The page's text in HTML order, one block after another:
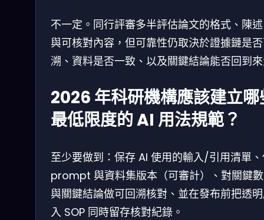
不一定。同行評審多半評估論文的格式、陳
與可核對內容，但可靠性仍取決於證據鏈是
溯、資料是否一致、以及關鍵結論能否回到
2026 年科研機構應該建立哪
最低限度的 AI 用法規範？
至少要做到：保存 AI 使用的輸入/引用清單
prompt 與資料集版本（可審計）、對關鍵
與關鍵結論做可回溯核對、並在發布前把透
入 SOP 同時留存核對紀錄。